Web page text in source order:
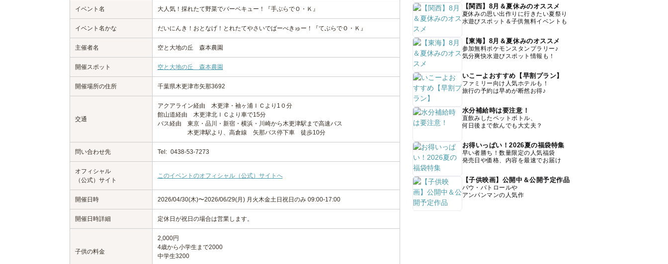
イベント名 大人気！採れたて野菜でバーベキュー！『手ぶらでＯ・Ｋ』
イベント名かな だいにんき！おとなげ！とれたてやさいでばーべきゅー！『てぶらでＯ・Ｋ』
主催者名 空と大地の丘 森本農園
開催スポット 空と大地の丘 森本農園
開催場所の住所 千葉県木更津市矢那3692
交通
アクアライン経由 木更津・袖ヶ浦ＩＣより1０分
館山道経由 木更津北ＩＣより車で15分
バス経由 東京・品川・新宿・横浜・川崎から木更津駅まで高速バス
木更津駅より、高倉線 矢那バス停下車 徒歩10分
問い合わせ先 Tel: 0438-53-7273
オフィシャル
（公式）サイト
このイベントのオフィシャル（公式）サイトへ
開催日時 2026/04/30(木)〜2026/06/29(月) 月火木金土日祝日のみ 09:00-17:00
開催日時詳細 定休日が祝日の場合は営業します。
子供の料金
2,000円
4歳から小学生まで2000
中学生3200
【関西】8月＆夏休みのオススメ
夏休みの思い出作りに行きたい夏祭り
水遊びスポット＆子供無料イベントも
【東海】8月＆夏休みのオススメ
参加無料ポケモンスタンプラリー♪
気分爽快水遊びスポット情報も！
いこーよおすすめ【早割プラン】
ファミリー向け人気ホテルも！
旅行の予約は早めが断然お得♪
水分補給時は要注意！
直飲みしたペットボトル、
何日後まで飲んでも大丈夫？
お得いっぱい！2026夏の福袋特集
早い者勝ち！数量限定の人気福袋
発売日や価格、内容を最速でお届け
【子供映画】公開中＆公開予定作品
パウ・パトロールや
アンパンマンの人気作